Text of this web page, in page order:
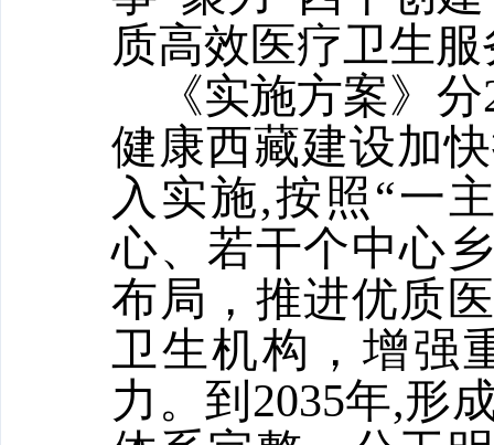
质高效医疗卫生
《实施方案》
健康西藏建设加
入实施,按照“一
心、若干个中心
布局，推进优质
卫生机构，增强
力。到2035年,形